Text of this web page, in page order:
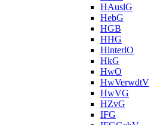
HAuslG
HebG
HGB
HHG
HinterlO
HkG
HwO
HwVerwdtV
HwVG
HZvG
IFG